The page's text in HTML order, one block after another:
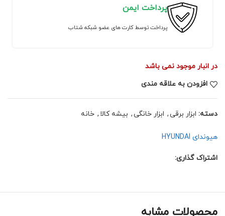
پرداخت ایمن
پرداخت توسط کارت های عضو شبکه شتاب
در انبار موجود نمی باشد
افزودن به علاقه مندی
دسته: ابزار برقی, ابزار خانگی, بیشه کالا , خانه
هیوندای HYUNDAI
اشتراک گذاری:
محصولات مشابه